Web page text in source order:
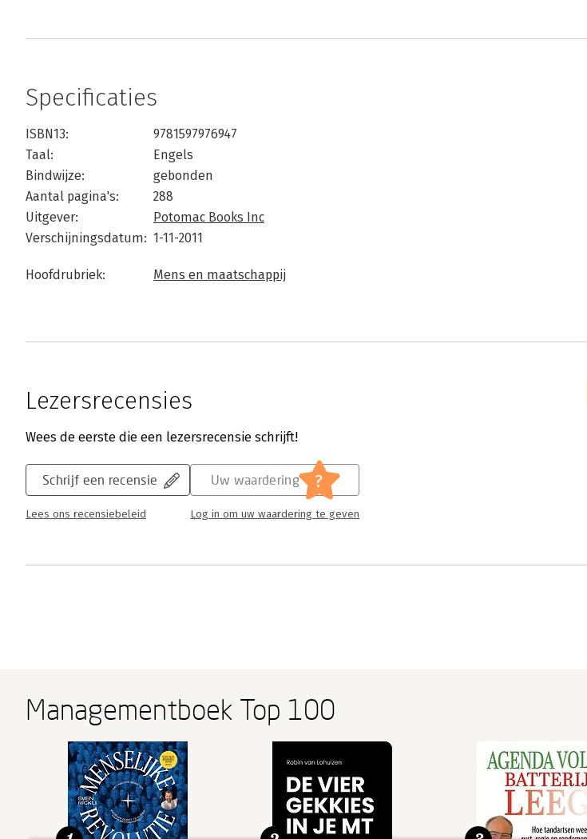
Specificaties
ISBN13:
9781597976947
Taal:
Engels
Bindwijze:
gebonden
Aantal pagina's:
288
Uitgever:
Potomac Books Inc
Verschijningsdatum: 1-11-2011
Hoofdrubriek: Mens en maatschappij
Lezersrecensies
Wees de eerste die een lezersrecensie schrijft!
Schrijf een recensie
Lees ons recensiebeleid
Uw waardering ?
Log in om uw waardering te geven
Managementboek Top 100